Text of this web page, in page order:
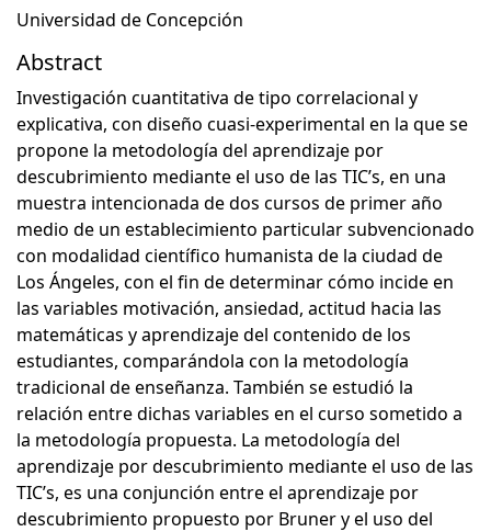
Universidad de Concepción
Abstract
Investigación cuantitativa de tipo correlacional y
explicativa, con diseño cuasi-experimental en la que se
propone la metodología del aprendizaje por
descubrimiento mediante el uso de las TIC’s, en una
muestra intencionada de dos cursos de primer año
medio de un establecimiento particular subvencionado
con modalidad científico humanista de la ciudad de
Los Ángeles, con el fin de determinar cómo incide en
las variables motivación, ansiedad, actitud hacia las
matemáticas y aprendizaje del contenido de los
estudiantes, comparándola con la metodología
tradicional de enseñanza. También se estudió la
relación entre dichas variables en el curso sometido a
la metodología propuesta. La metodología del
aprendizaje por descubrimiento mediante el uso de las
TIC’s, es una conjunción entre el aprendizaje por
descubrimiento propuesto por Bruner y el uso del